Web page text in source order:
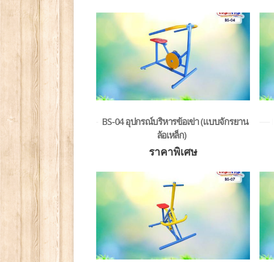
BS-04 อุปกรณ์บริหารข้อเข่า (แบบจักรยาน
ล้อเหล็ก)
ราคาพิเศษ